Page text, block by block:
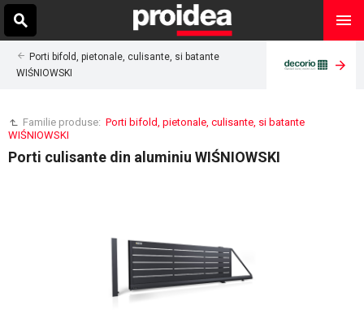
Porti bifold, pietonale, culisante, si batante
WIŚNIOWSKI
Familie produse: Porti bifold, pietonale, culisante, si batante
WIŚNIOWSKI
Porti culisante din aluminiu WIŚNIOWSKI